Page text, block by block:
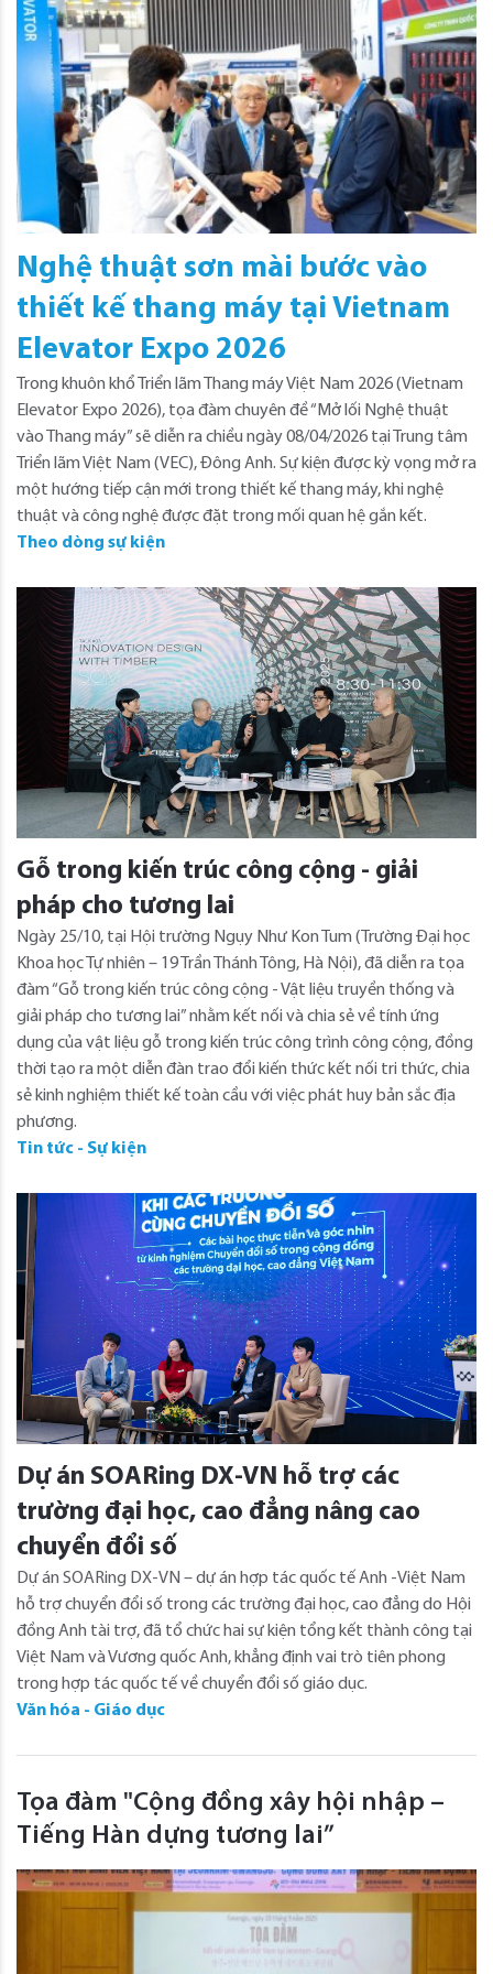
Nghệ thuật sơn mài bước vào
thiết kế thang máy tại Vietnam
Elevator Expo 2026
Trong khuôn khổ Triển lãm Thang máy Việt Nam 2026 (Vietnam
Elevator Expo 2026), tọa đàm chuyên đề “Mở lối Nghệ thuật
vào Thang máy” sẽ diễn ra chiều ngày 08/04/2026 tại Trung tâm
Triển lãm Việt Nam (VEC), Đông Anh. Sự kiện được kỳ vọng mở ra
một hướng tiếp cận mới trong thiết kế thang máy, khi nghệ
thuật và công nghệ được đặt trong mối quan hệ gắn kết.
Theo dòng sự kiện
Gỗ trong kiến trúc công cộng - giải
pháp cho tương lai
Ngày 25/10, tại Hội trường Ngụy Như Kon Tum (Trường Đại học
Khoa học Tự nhiên – 19 Trần Thánh Tông, Hà Nội), đã diễn ra tọa
đàm “Gỗ trong kiến trúc công cộng - Vật liệu truyền thống và
giải pháp cho tương lai” nhằm kết nối và chia sẻ về tính ứng
dụng của vật liệu gỗ trong kiến trúc công trình công cộng, đồng
thời tạo ra một diễn đàn trao đổi kiến thức kết nối tri thức, chia
sẻ kinh nghiệm thiết kế toàn cầu với việc phát huy bản sắc địa
phương.
Tin tức - Sự kiện
Dự án SOARing DX-VN hỗ trợ các
trường đại học, cao đẳng nâng cao
chuyển đổi số
Dự án SOARing DX-VN – dự án hợp tác quốc tế Anh -Việt Nam
hỗ trợ chuyển đổi số trong các trường đại học, cao đẳng do Hội
đồng Anh tài trợ, đã tổ chức hai sự kiện tổng kết thành công tại
Việt Nam và Vương quốc Anh, khẳng định vai trò tiên phong
trong hợp tác quốc tế về chuyển đổi số giáo dục.
Văn hóa - Giáo dục
Tọa đàm "Cộng đồng xây hội nhập –
Tiếng Hàn dựng tương lai”